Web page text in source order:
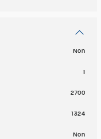
Non
1
2700
1324
Non